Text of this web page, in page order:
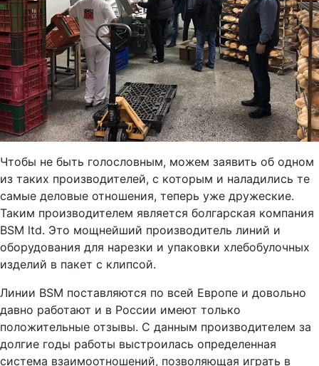
Чтобы не быть голословным, можем заявить об одном
из таких производителей, с которым и наладились те
самые деловые отношения, теперь уже дружеские.
Таким производителем является болгарская компания
BSM ltd. Это мощнейший производитель линий и
оборудования для нарезки и упаковки хлебобулочных
изделий в пакет с клипсой.
Линии BSM поставляются по всей Европе и довольно
давно работают и в России имеют только
положительные отзывы. С данным производителем за
долгие годы работы выстроилась определенная
система взаимоотношений, позволяющая играть в